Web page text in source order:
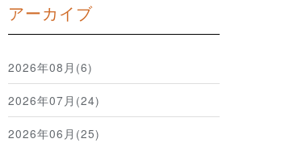
アーカイブ
2026年08月(6)
2026年07月(24)
2026年06月(25)